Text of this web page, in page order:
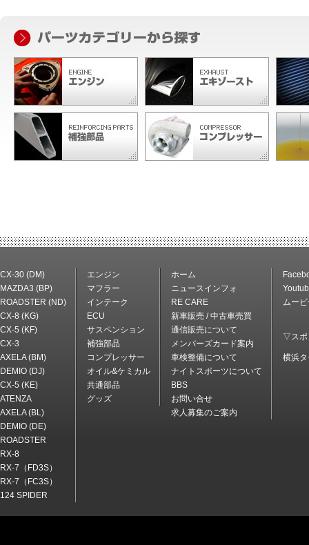
CX-30 (DM)
MAZDA3 (BP)
ROADSTER (ND)
CX-8 (KG)
CX-5 (KF)
CX-3
AXELA (BM)
DEMIO (DJ)
CX-5 (KE)
ATENZA
AXELA (BL)
DEMIO (DE)
ROADSTER
RX-8
RX-7（FD3S）
RX-7（FC3S）
124 SPIDER
エンジン
マフラー
インテーク
ECU
サスペンション
補強部品
コンプレッサー
オイル&ケミカル
共通部品
グッズ
ホーム
ニュースインフォ
RE CARE
新車販売 / 中古車売買
通信販売について
メンバーズカード案内
車検整備について
ナイトスポーツについて
BBS
お問い合せ
求人募集のご案内
ムー
▽スポ
横浜